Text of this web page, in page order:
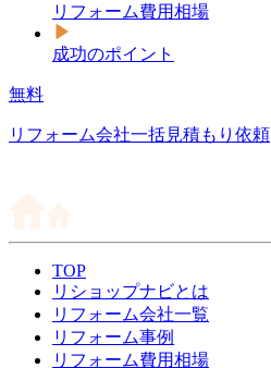
リフォーム費用相場
成功のポイント
無料
リフォーム会社一括見積もり依頼
TOP
リショップナビとは
リフォーム会社一覧
リフォーム事例
リフォーム費用相場